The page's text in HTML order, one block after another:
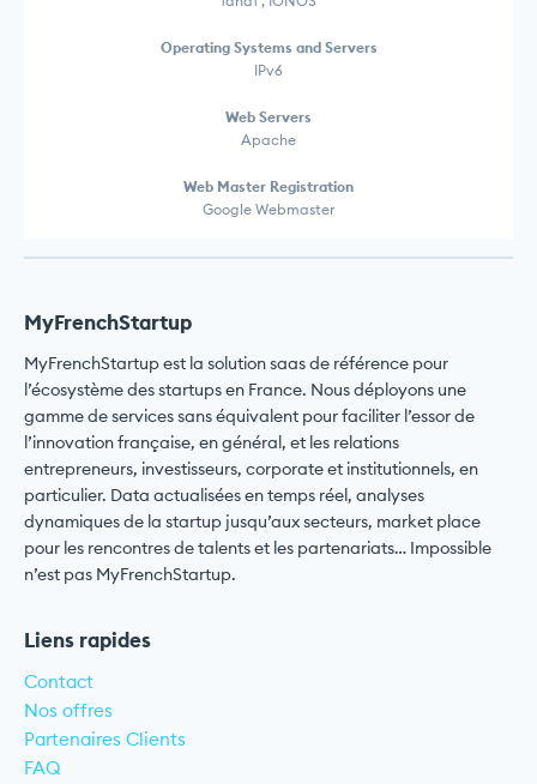
Operating Systems and Servers
IPv6
Web Servers
Apache
Web Master Registration
Google Webmaster
MyFrenchStartup
MyFrenchStartup est la solution saas de référence pour
l’écosystème des startups en France. Nous déployons une
gamme de services sans équivalent pour faciliter l’essor de
l’innovation française, en général, et les relations
entrepreneurs, investisseurs, corporate et institutionnels, en
particulier. Data actualisées en temps réel, analyses
dynamiques de la startup jusqu’aux secteurs, market place
pour les rencontres de talents et les partenariats… Impossible
n’est pas MyFrenchStartup.
Liens rapides
Contact
Nos offres
Partenaires Clients
FAQ